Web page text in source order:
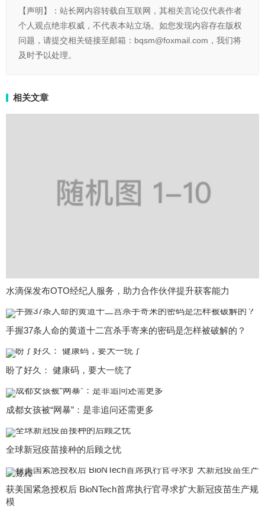
【声明】：站长网内容转载自互联网，其相关言论仅代表作者
个人观点绝非权威，不代表本站立场。如您发现内容存在版权
问题，请提交相关链接至邮箱：bqsm@foxmail.com，我们将
及时予以处理。
相关文章
水滴保发布OTO经纪人服务，助力合作伙伴提升获客能力
手握37条人命的黄道十二宫杀手寄来的密码是怎样被破解的？
盼了好久： 健康码，要大一统了
成都女孩被“网暴”：是非追问还需更多
全球新冠疫苗接种的后顾之忧
获美国紧急授权后 BioNTech首席执行官寻求扩大新冠疫苗生产规
模